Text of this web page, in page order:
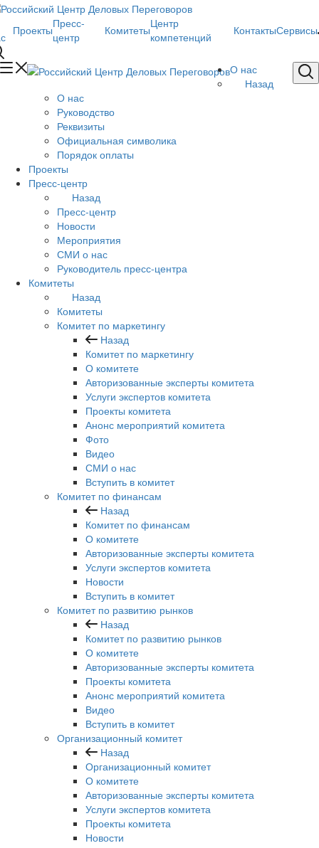
ПроектыПресс-
центр
КомитетыЦентр
компетенций
КонтактыСервисы
О нас
Назад
О нас
Руководство
Реквизиты
Официальная символика
Порядок оплаты
Проекты
Пресс-центр
Назад
Пресс-центр
Новости
Мероприятия
СМИ о нас
Руководитель пресс-центра
Комитеты
Назад
Комитеты
Комитет по маркетингу
Назад
Комитет по маркетингу
О комитете
Авторизованные эксперты комитета
Услуги экспертов комитета
Проекты комитета
Анонс мероприятий комитета
Фото
Видео
СМИ о нас
Вступить в комитет
Комитет по финансам
Назад
Комитет по финансам
О комитете
Авторизованные эксперты комитета
Услуги экспертов комитета
Новости
Вступить в комитет
Комитет по развитию рынков
Назад
Комитет по развитию рынков
О комитете
Авторизованные эксперты комитета
Проекты комитета
Анонс мероприятий комитета
Видео
Вступить в комитет
Организационный комитет
Назад
Организационный комитет
О комитете
Авторизованные эксперты комитета
Услуги экспертов комитета
Проекты комитета
Новости